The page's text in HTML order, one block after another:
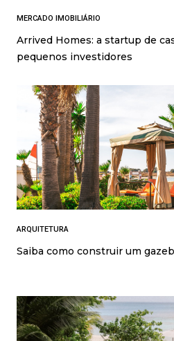
MERCADO IMOBILIÁRIO
Arrived Homes: a startup de
pequenos investidores
ARQUITETURA
Saiba como construir um